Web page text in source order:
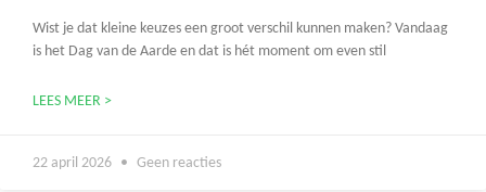
Wist je dat kleine keuzes een groot verschil kunnen maken? Vandaag
is het Dag van de Aarde en dat is hét moment om even stil
LEES MEER >
22 april 2026 Geen reacties